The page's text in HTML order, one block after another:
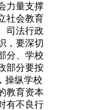
力量支撑
社会教育
司法行政
，要深切
分、学校
部分要按
操纵学校
教育资本
有不良行